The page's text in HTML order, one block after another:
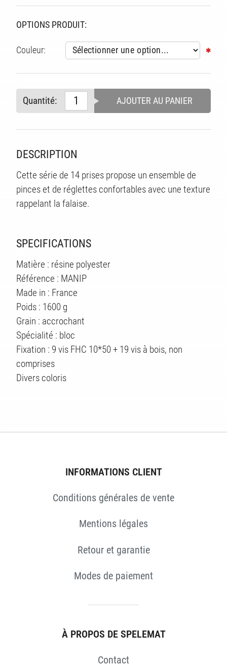
OPTIONS PRODUIT:
Couleur:
Quantité: AJOUTER AU PANIER
DESCRIPTION
Cette série de 14 prises propose un ensemble de
pinces et de réglettes confortables avec une texture
rappelant la falaise.
SPECIFICATIONS
Matière : résine polyester
Référence : MANIP
Made in : France
Poids : 1600 g
Grain : accrochant
Spécialité : bloc
Fixation : 9 vis FHC 10*50 + 19 vis à bois, non
comprises
Divers coloris
INFORMATIONS CLIENT
Conditions générales de vente
Mentions légales
Retour et garantie
Modes de paiement
À PROPOS DE SPELEMAT
Contact